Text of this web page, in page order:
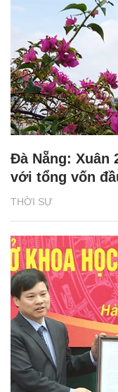
THỜI SỰ
Đà Nẵng: Xuân
với tổng vốn